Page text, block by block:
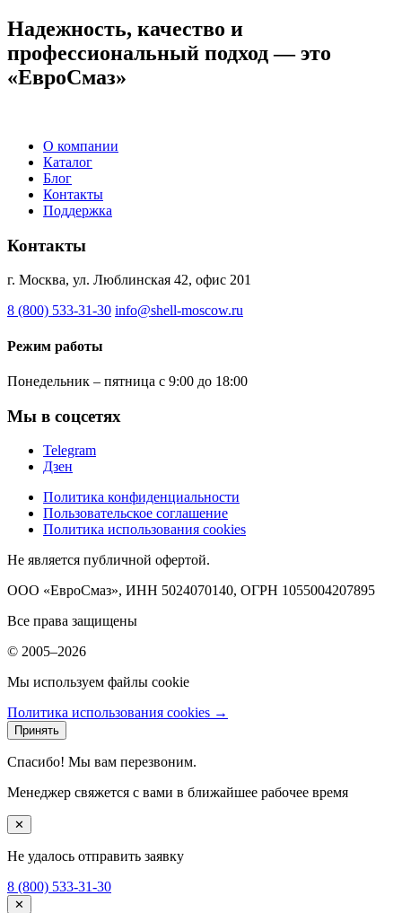
Надежность, качество и
профессиональный подход — это
«ЕвроСмаз»
О компании
Каталог
Блог
Контакты
Поддержка
Контакты
г. Москва, ул. Люблинская 42, офис 201
8 (800) 533-31-30 info@shell-moscow.ru
Режим работы
Понедельник – пятница с 9:00 до 18:00
Мы в соцсетях
Telegram
Дзен
Политика конфиденциальности
Пользовательское соглашение
Политика использования cookies
Не является публичной офертой.
ООО «ЕвроСмаз», ИНН 5024070140, ОГРН 1055004207895
Все права защищены
© 2005–2026
Мы используем файлы cookie
Политика использования cookies →
Принять
Спасибо! Мы вам перезвоним.
Менеджер свяжется с вами в ближайшее рабочее время
✕
Не удалось отправить заявку
8 (800) 533-31-30
✕